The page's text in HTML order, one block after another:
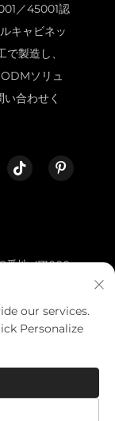
／45001認
キャビネッ
製造し、
ソリュ
合わせく
番地 471000
AND
シー
our services.
Personalize